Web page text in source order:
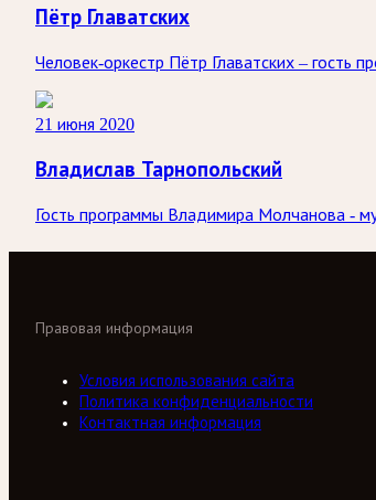
Пётр Главатских
Человек-оркестр Пётр Главатских – гость
21 июня 2020
Владислав Тарнопольский
Гость программы Владимира Молчанова -
Правовая информация
Условия использования сайта
Политика конфиденциальности
Контактная информация